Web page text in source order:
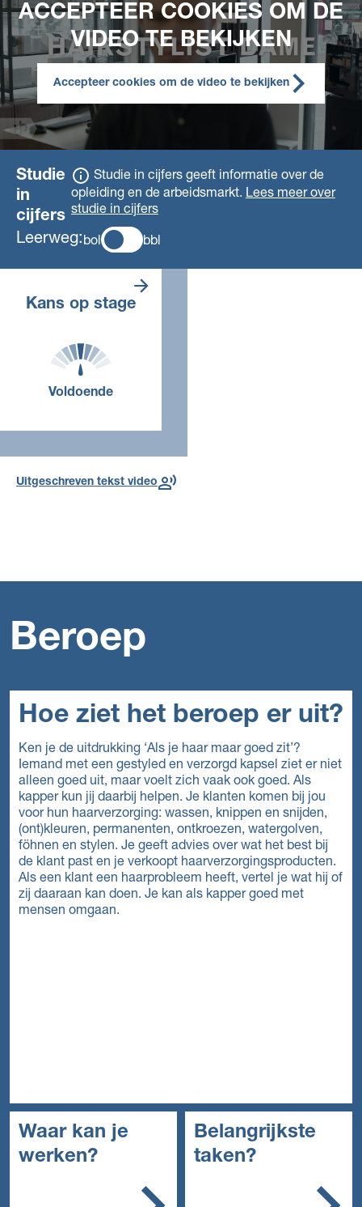
ACCEPTEER COOKIES OM DE
VIDEO TE BEKIJKEN
Accepteer cookies om de video te bekijken
Studie
in
cijfers
Studie in cijfers geeft informatie over de
opleiding en de arbeidsmarkt. Lees meer over
studie in cijfers
Leerweg: bol bbl
Kans op stage
Voldoende
stageplaatsen.
Voor deze opleiding, in dit
Uitgeschreven tekst video
Beroep
Hoe ziet het beroep er uit?
Ken je de uitdrukking ‘Als je haar maar goed zit’?
Iemand met een gestyled en verzorgd kapsel ziet er niet
alleen goed uit, maar voelt zich vaak ook goed. Als
kapper kun jij daarbij helpen. Je klanten komen bij jou
voor hun haarverzorging: wassen, knippen en snijden,
(ont)kleuren, permanenten, ontkroezen, watergolven,
föhnen en stylen. Je geeft advies over wat het best bij
de klant past en je verkoopt haarverzorgingsproducten.
Als een klant een haarprobleem heeft, vertel je wat hij of
zij daaraan kan doen. Je kan als kapper goed met
mensen omgaan.
Waar kan je
werken?
Gespecialiseerde salons
voor heren en dames. Of
Belangrijkste
taken?
Je maakt afspraken